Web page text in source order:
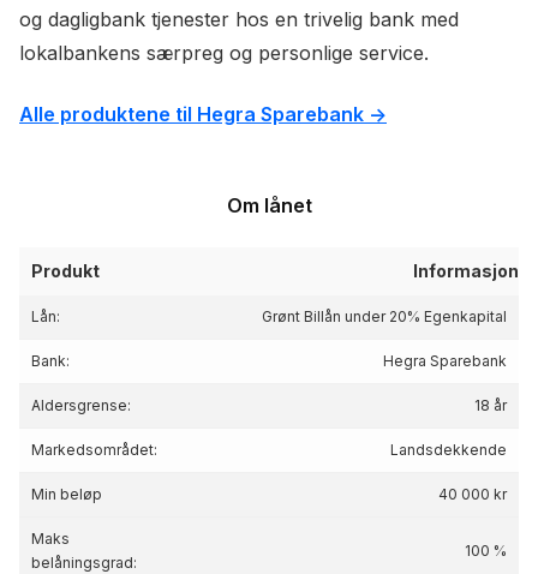
og dagligbank tjenester hos en trivelig bank med
lokalbankens særpreg og personlige service.
Alle produktene til Hegra Sparebank ->
Om lånet
Produkt Informasjon
Lån: Grønt Billån under 20% Egenkapital
Bank: Hegra Sparebank
Aldersgrense: 18 år
Markedsområdet: Landsdekkende
Min beløp 40 000 kr
Maks
belåningsgrad:
100 %